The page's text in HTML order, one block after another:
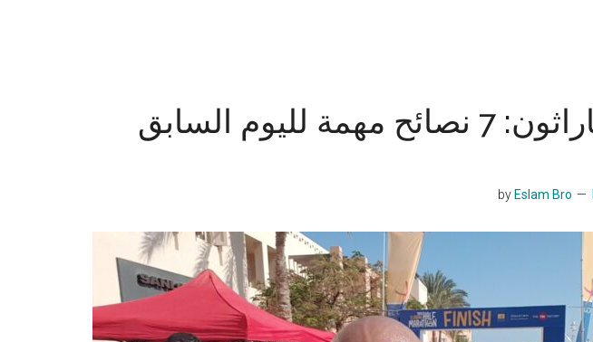
سباق نصف ماراثون: 7 نصائح مهمة لليوم السابق
Eslam Bro